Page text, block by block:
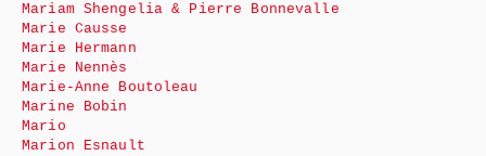
Mariam Shengelia & Pierre Bonnevalle
Marie Causse
Marie Hermann
Marie Nennès
Marie-Anne Boutoleau
Marine Bobin
Mario
Marion Esnault